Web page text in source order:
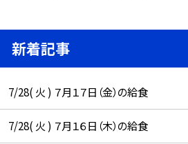
新着記事
7/28( 火 ) ７月１７日（金）の給食
7/28( 火 ) ７月１６日（木）の給食